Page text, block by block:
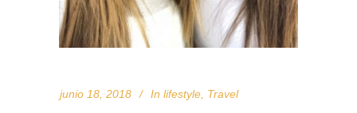
junio 18, 2018 In lifestyle, Travel